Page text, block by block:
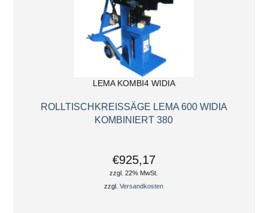
LEMA KOMBI4 WIDIA
ROLLTISCHKREISSÄGE LEMA 600 WIDIA
KOMBINIERT 380
€925,17
zzgl. 22% MwSt.
zzgl.Versandkosten